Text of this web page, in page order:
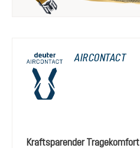
AIRCONTACT
Kraftsparender Tragekomfort